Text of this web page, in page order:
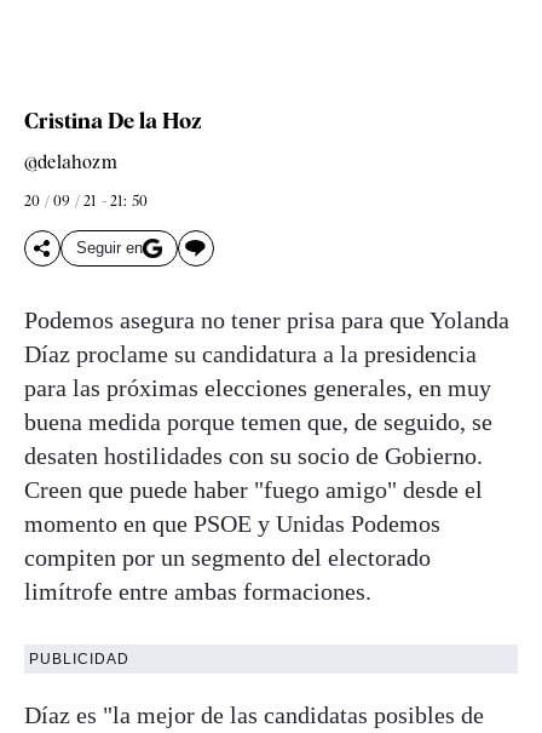
Cristina De la Hoz
@delahozm
20 / 09 / 21 - 21: 50
Seguir en
Podemos asegura no tener prisa para que Yolanda
Díaz proclame su candidatura a la presidencia
para las próximas elecciones generales, en muy
buena medida porque temen que, de seguido, se
desaten hostilidades con su socio de Gobierno.
Creen que puede haber "fuego amigo" desde el
momento en que PSOE y Unidas Podemos
compiten por un segmento del electorado
limítrofe entre ambas formaciones.
PUBLICIDAD
Díaz es "la mejor de las candidatas posibles de